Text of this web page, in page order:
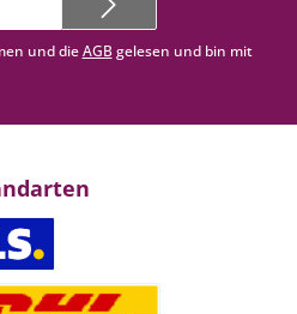
und dieAGBgelesen und bin mit